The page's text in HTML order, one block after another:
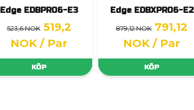
Edge EDBPRO6-E3
523,6 NOK 519,2
NOK / Par
KÖP
Edge EDBXPRO6-E2
879,12 NOK 791,12
NOK / Par
KÖP